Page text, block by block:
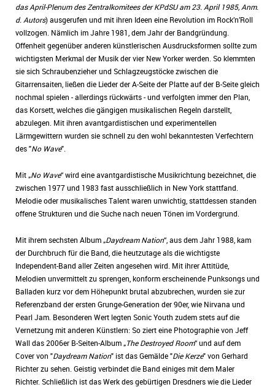
das April-Plenum des Zentralkomitees der KPdSU am 23. April 1985, Anm.
d. Autors) ausgerufen und mit ihren Ideen eine Revolution im Rock’n’Roll
vollzogen. Nämlich im Jahre 1981, dem Jahr der Bandgründung.
Offenheit gegenüber anderen künstlerischen Ausdrucksformen sollte zum
wichtigsten Merkmal der Musik der vier New Yorker werden. So klemmten
sie sich Schraubenzieher und Schlagzeugstöcke zwischen die
Gitarrensaiten, ließen die Lieder der A-Seite der Platte auf der B-Seite gleich
nochmal spielen - allerdings rückwärts - und verfolgten immer den Plan,
das Korsett, welches die gängigen musikalischen Regeln darstellt,
abzulegen. Mit ihren avantgardistischen und experimentellen
Lärmgewittern wurden sie schnell zu den wohl bekanntesten Verfechtern
des "No Wave".
Mit „No Wave“ wird eine avantgardistische Musikrichtung bezeichnet, die
zwischen 1977 und 1983 fast ausschließlich in New York stattfand.
Melodie oder musikalisches Talent waren unwichtig, stattdessen standen
offene Strukturen und die Suche nach neuen Tönen im Vordergrund.
Mit ihrem sechsten Album „Daydream Nation“, aus dem Jahr 1988, kam
der Durchbruch für die Band, die heutzutage als die wichtigste
Independent-Band aller Zeiten angesehen wird. Mit ihrer Attitüde,
Melodien unvermittelt zu sprengen, konform erscheinende Punksongs und
Balladen kurz vor dem Höhepunkt brutal abzubrechen, wurden sie zur
Referenzband der ersten Grunge-Generation der 90er, wie Nirvana und
Pearl Jam. Besonderen Wert legten Sonic Youth zudem stets auf die
Vernetzung mit anderen Künstlern: So ziert eine Photographie von Jeff
Wall das 2006er B-Seiten-Album „The Destroyed Room“ und auf dem
Cover von "Daydream Nation" ist das Gemälde "Die Kerze" von Gerhard
Richter zu sehen. Geistig verbindet die Band einiges mit dem Maler
Richter. Schließlich ist das Werk des gebürtigen Dresdners wie die Lieder